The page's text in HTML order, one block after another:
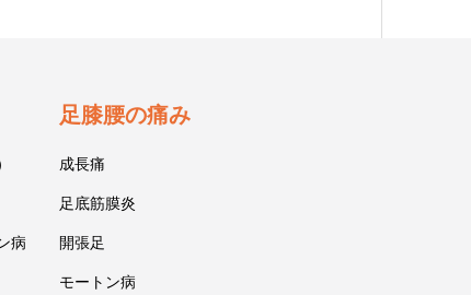
病
足膝腰の痛み
成長痛
足底筋膜炎
開張足
モートン病